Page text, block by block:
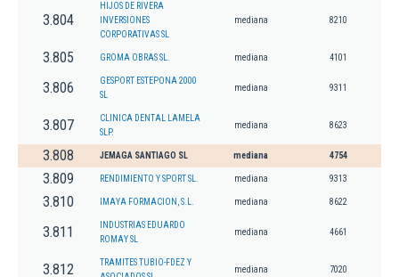
3.804
HIJOS DE RIVERA
INVERSIONES
CORPORATIVAS SL
mediana 8210
3.805 GROMA OBRAS SL. mediana 4101
3.806
GESPORT ESTEPONA 2000
SL
mediana 9311
3.807
CLINICA DENTAL LAMELA
SLP.
mediana 8623
3.808 JEMAGA SANTIAGO SL mediana 4754
3.809 RENDIMIENTO Y SPORT SL. mediana 9313
3.810 IMAYA FORMACION, S.L. mediana 8622
3.811
INDUSTRIAS EDUARDO
ROMAY SL
mediana 4661
3.812
TRAMITES TUBIO-FDEZ Y
mediana 7020